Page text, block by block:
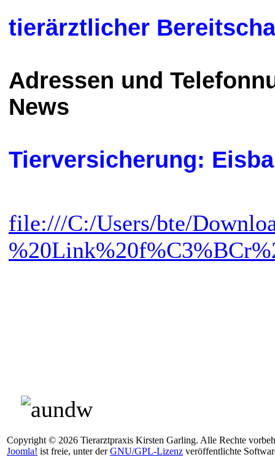
tierärztlicher
Adressen und
News
Tierversicherung:
file:///C:/Users/bte/
Copyright © 2026 Tierarztpraxis Kirsten Garling. Alle Rechte
Joomla! ist freie, unter derGNU/GPL-Lizenz veröffentlichte